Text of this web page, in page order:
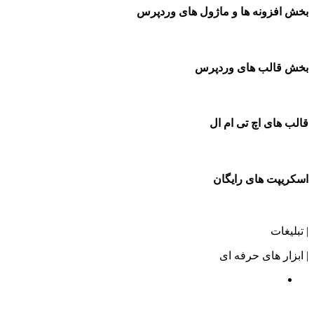
بخش افزونه ها و ماژول های وردپرس
بخش قالب های وردپرس
قالب های اچ تی ام ال
اسکریپت های رایگان
| تبلیغات
| ابزار های حرفه ای